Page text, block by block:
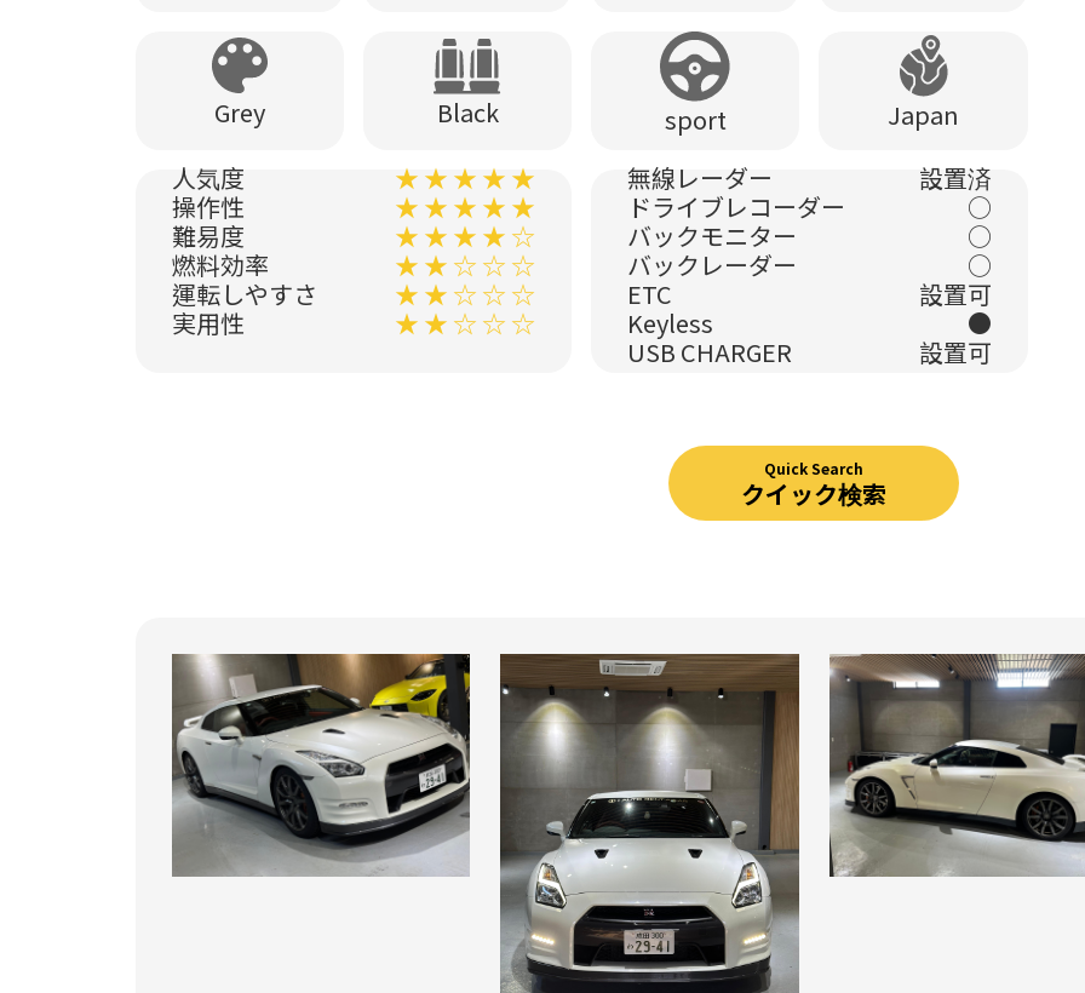
Grey Black sport
Japan
人気度
★ ★ ★ ★ ★
操作性
★ ★ ★ ★ ★
難易度
★ ★ ★ ★ ☆
燃料効率
★ ★ ☆ ☆ ☆
運転しやすさ
★ ★ ☆ ☆ ☆
実用性
★ ★ ☆ ☆ ☆
無線レーダー
設置済
ドライブレコーダー
○
バックモニター
○
バックレーダー
○
ETC
設置可
Keyless
●
USB CHARGER
設置可
Quick Search
クイック検索